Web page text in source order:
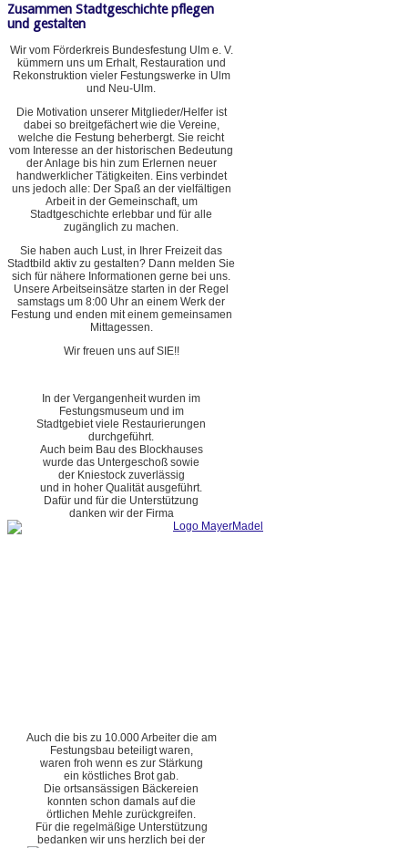
Zusammen Stadtgeschichte pflegen
und gestalten
Wir vom Förderkreis Bundesfestung Ulm e. V.
kümmern uns um Erhalt, Restauration und
Rekonstruktion vieler Festungswerke in Ulm
und Neu-Ulm.
Die Motivation unserer Mitglieder/Helfer ist
dabei so breitgefächert wie die Vereine,
welche die Festung beherbergt. Sie reicht
vom Interesse an der historischen Bedeutung
der Anlage bis hin zum Erlernen neuer
handwerklicher Tätigkeiten. Eins verbindet
uns jedoch alle: Der Spaß an der vielfältigen
Arbeit in der Gemeinschaft, um
Stadtgeschichte erlebbar und für alle
zugänglich zu machen.
Sie haben auch Lust, in Ihrer Freizeit das
Stadtbild aktiv zu gestalten? Dann melden Sie
sich für nähere Informationen gerne bei uns.
Unsere Arbeitseinsätze starten in der Regel
samstags um 8:00 Uhr an einem Werk der
Festung und enden mit einem gemeinsamen
Mittagessen.
Wir freuen uns auf SIE!!
In der Vergangenheit wurden im
Festungsmuseum und im
Stadtgebiet viele Restaurierungen
durchgeführt.
Auch beim Bau des Blockhauses
wurde das Untergeschoß sowie
der Kniestock zuverlässig
und in hoher Qualität ausgeführt.
Dafür und für die Unterstützung
danken wir der Firma
Auch die bis zu 10.000 Arbeiter die am
Festungsbau beteiligt waren,
waren froh wenn es zur Stärkung
ein köstliches Brot gab.
Die ortsansässigen Bäckereien
konnten schon damals auf die
örtlichen Mehle zurückgreifen.
Für die regelmäßige Unterstützung
bedanken wir uns herzlich bei der